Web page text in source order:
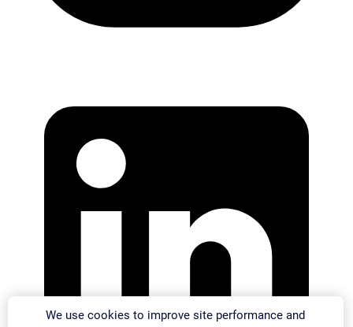
We use cookies to improve site performance and